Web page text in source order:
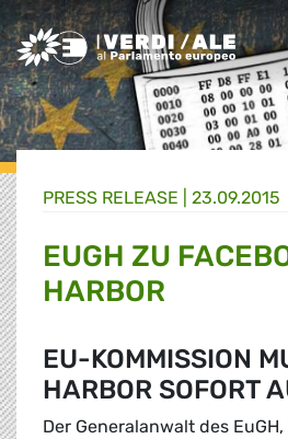
Greens/EFA Home
PRESS RELEASE | 23.09.2015
EUGH ZU
HARBOR
EU-KOMMISSION
HARBOR SOFORT
Der Generalanwalt des